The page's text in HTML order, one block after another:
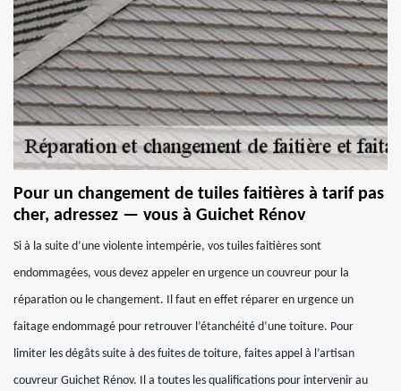
Pour un changement de tuiles faitières à tarif pas
cher, adressez — vous à Guichet Rénov
Si à la suite d’une violente intempérie, vos tuiles faitières sont
endommagées, vous devez appeler en urgence un couvreur pour la
réparation ou le changement. Il faut en effet réparer en urgence un
faitage endommagé pour retrouver l’étanchéité d’une toiture. Pour
limiter les dégâts suite à des fuites de toiture, faites appel à l’artisan
couvreur Guichet Rénov. Il a toutes les qualifications pour intervenir au